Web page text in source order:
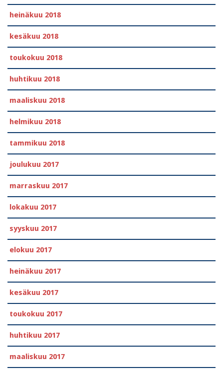
heinäkuu 2018
kesäkuu 2018
toukokuu 2018
huhtikuu 2018
maaliskuu 2018
helmikuu 2018
tammikuu 2018
joulukuu 2017
marraskuu 2017
lokakuu 2017
syyskuu 2017
elokuu 2017
heinäkuu 2017
kesäkuu 2017
toukokuu 2017
huhtikuu 2017
maaliskuu 2017